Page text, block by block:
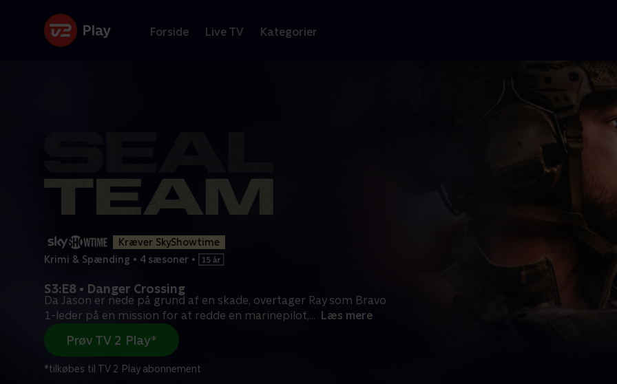
Forside Live TV Kategorier
Kræver SkyShowtime
Krimi & Spænding • 4 sæsoner •
S3:E8 • Danger Crossing
Da Jason er nede på grund af en skade, overtager Ray som Bravo
1-leder på en mission for at redde en marinepilot,... Læs mere
Prøv TV 2 Play*
*tilkøbes til TV 2 Play abonnement